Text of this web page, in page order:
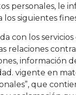
personales, le
los siguientes
con los
relaciones
información
vigente en
que